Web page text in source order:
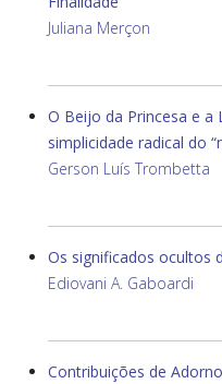
Juliana Merçon
O Beijo da Princesa e a
simplicidade radical do
Gerson Luís Trombetta
Os significados ocultos
Ediovani A. Gaboardi
Contribuições de